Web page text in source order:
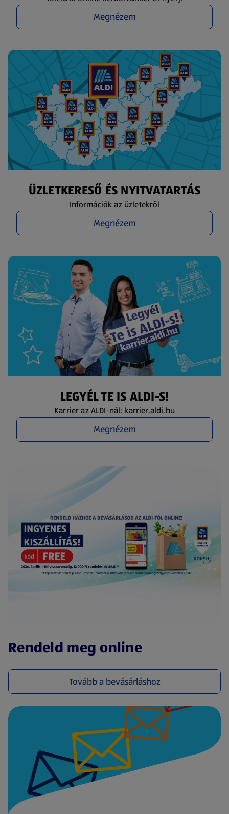
Megnézem
ÜZLETKERESŐ ÉS NYITVATARTÁS
Információk az üzletekről
Megnézem
LEGYÉL TE IS ALDI-S!
Karrier az ALDI-nál: karrier.aldi.hu
Megnézem
Rendeld meg online
Tovább a bevásárláshoz
(új oldalon nyílik meg)